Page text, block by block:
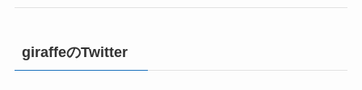
giraffeのTwitter